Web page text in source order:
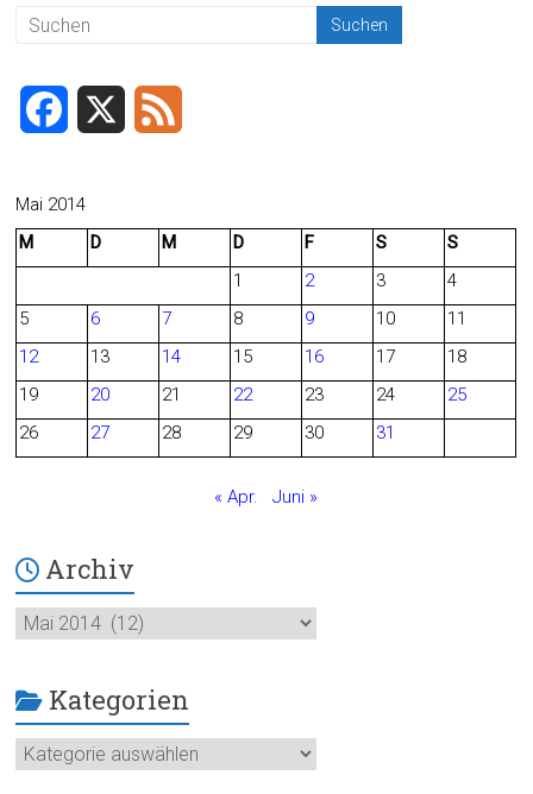
ok
c
b
o
Mai 2014
M
D M D F S
S
1
2 3
4
5
6 7 8 9 10
11
12
13 14 15 16 17
18
19
20 21 22 23 24
25
26
27 28 29 30 31
« Apr. Juni »
Archiv
Archiv
Kategorien
Kategorien